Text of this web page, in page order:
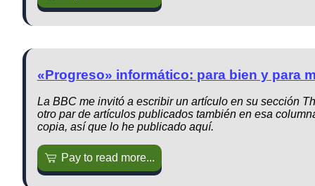
«Progreso» informático: para bien y para
La BBC me invitó a escribir un artículo en su sección
otro par de artículos publicados también en esa
copia, así que lo he publicado aquí.
Pay to read more...